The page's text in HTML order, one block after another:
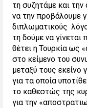
τη συζητάμε και την
να την προβάλουμε
διπλωματικούς
τη δούμε να
θέτει η Τουρκία ως
στο κείμενο του
μεταξύ τους εκείνο
για τα οποία
το καθεστώς της
για την